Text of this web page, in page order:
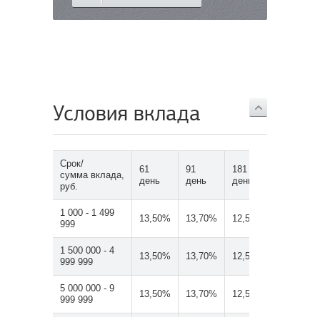
Условия вклада
Срок/
сумма вклада,
руб.
61
день
91
день
181
день
1 000 - 1 499
999
13,50% 13,70% 12,50%
1 500 000 - 4
999 999
13,50% 13,70% 12,50%
5 000 000 - 9
999 999
13,50% 13,70% 12,50%